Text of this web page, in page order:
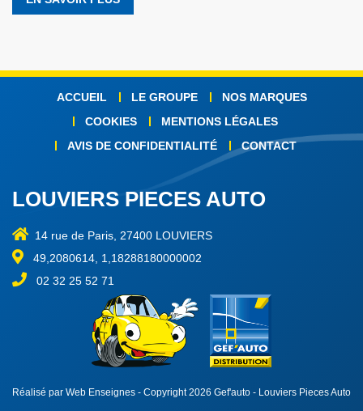
ACCUEIL LE GROUPE
NOS MARQUES
COOKIES
MENTIONS LÉGALES
AVIS DE CONFIDENTIALITÉ
CONTACT
LOUVIERS PIECES AUTO
14 rue de Paris, 27400 LOUVIERS
49,2080614, 1,18288180000002
02 32 25 52 71
Réalisé par Web Enseignes - Copyright 2026 Gef'auto - Louviers Pieces Auto